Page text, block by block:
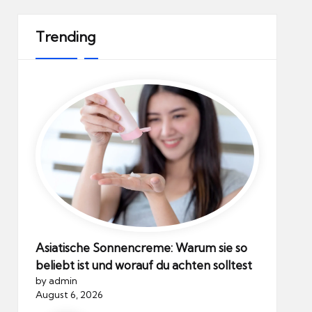
Trending
Asiatische Sonnencreme: Warum sie so
beliebt ist und worauf du achten solltest
by admin
August 6, 2026